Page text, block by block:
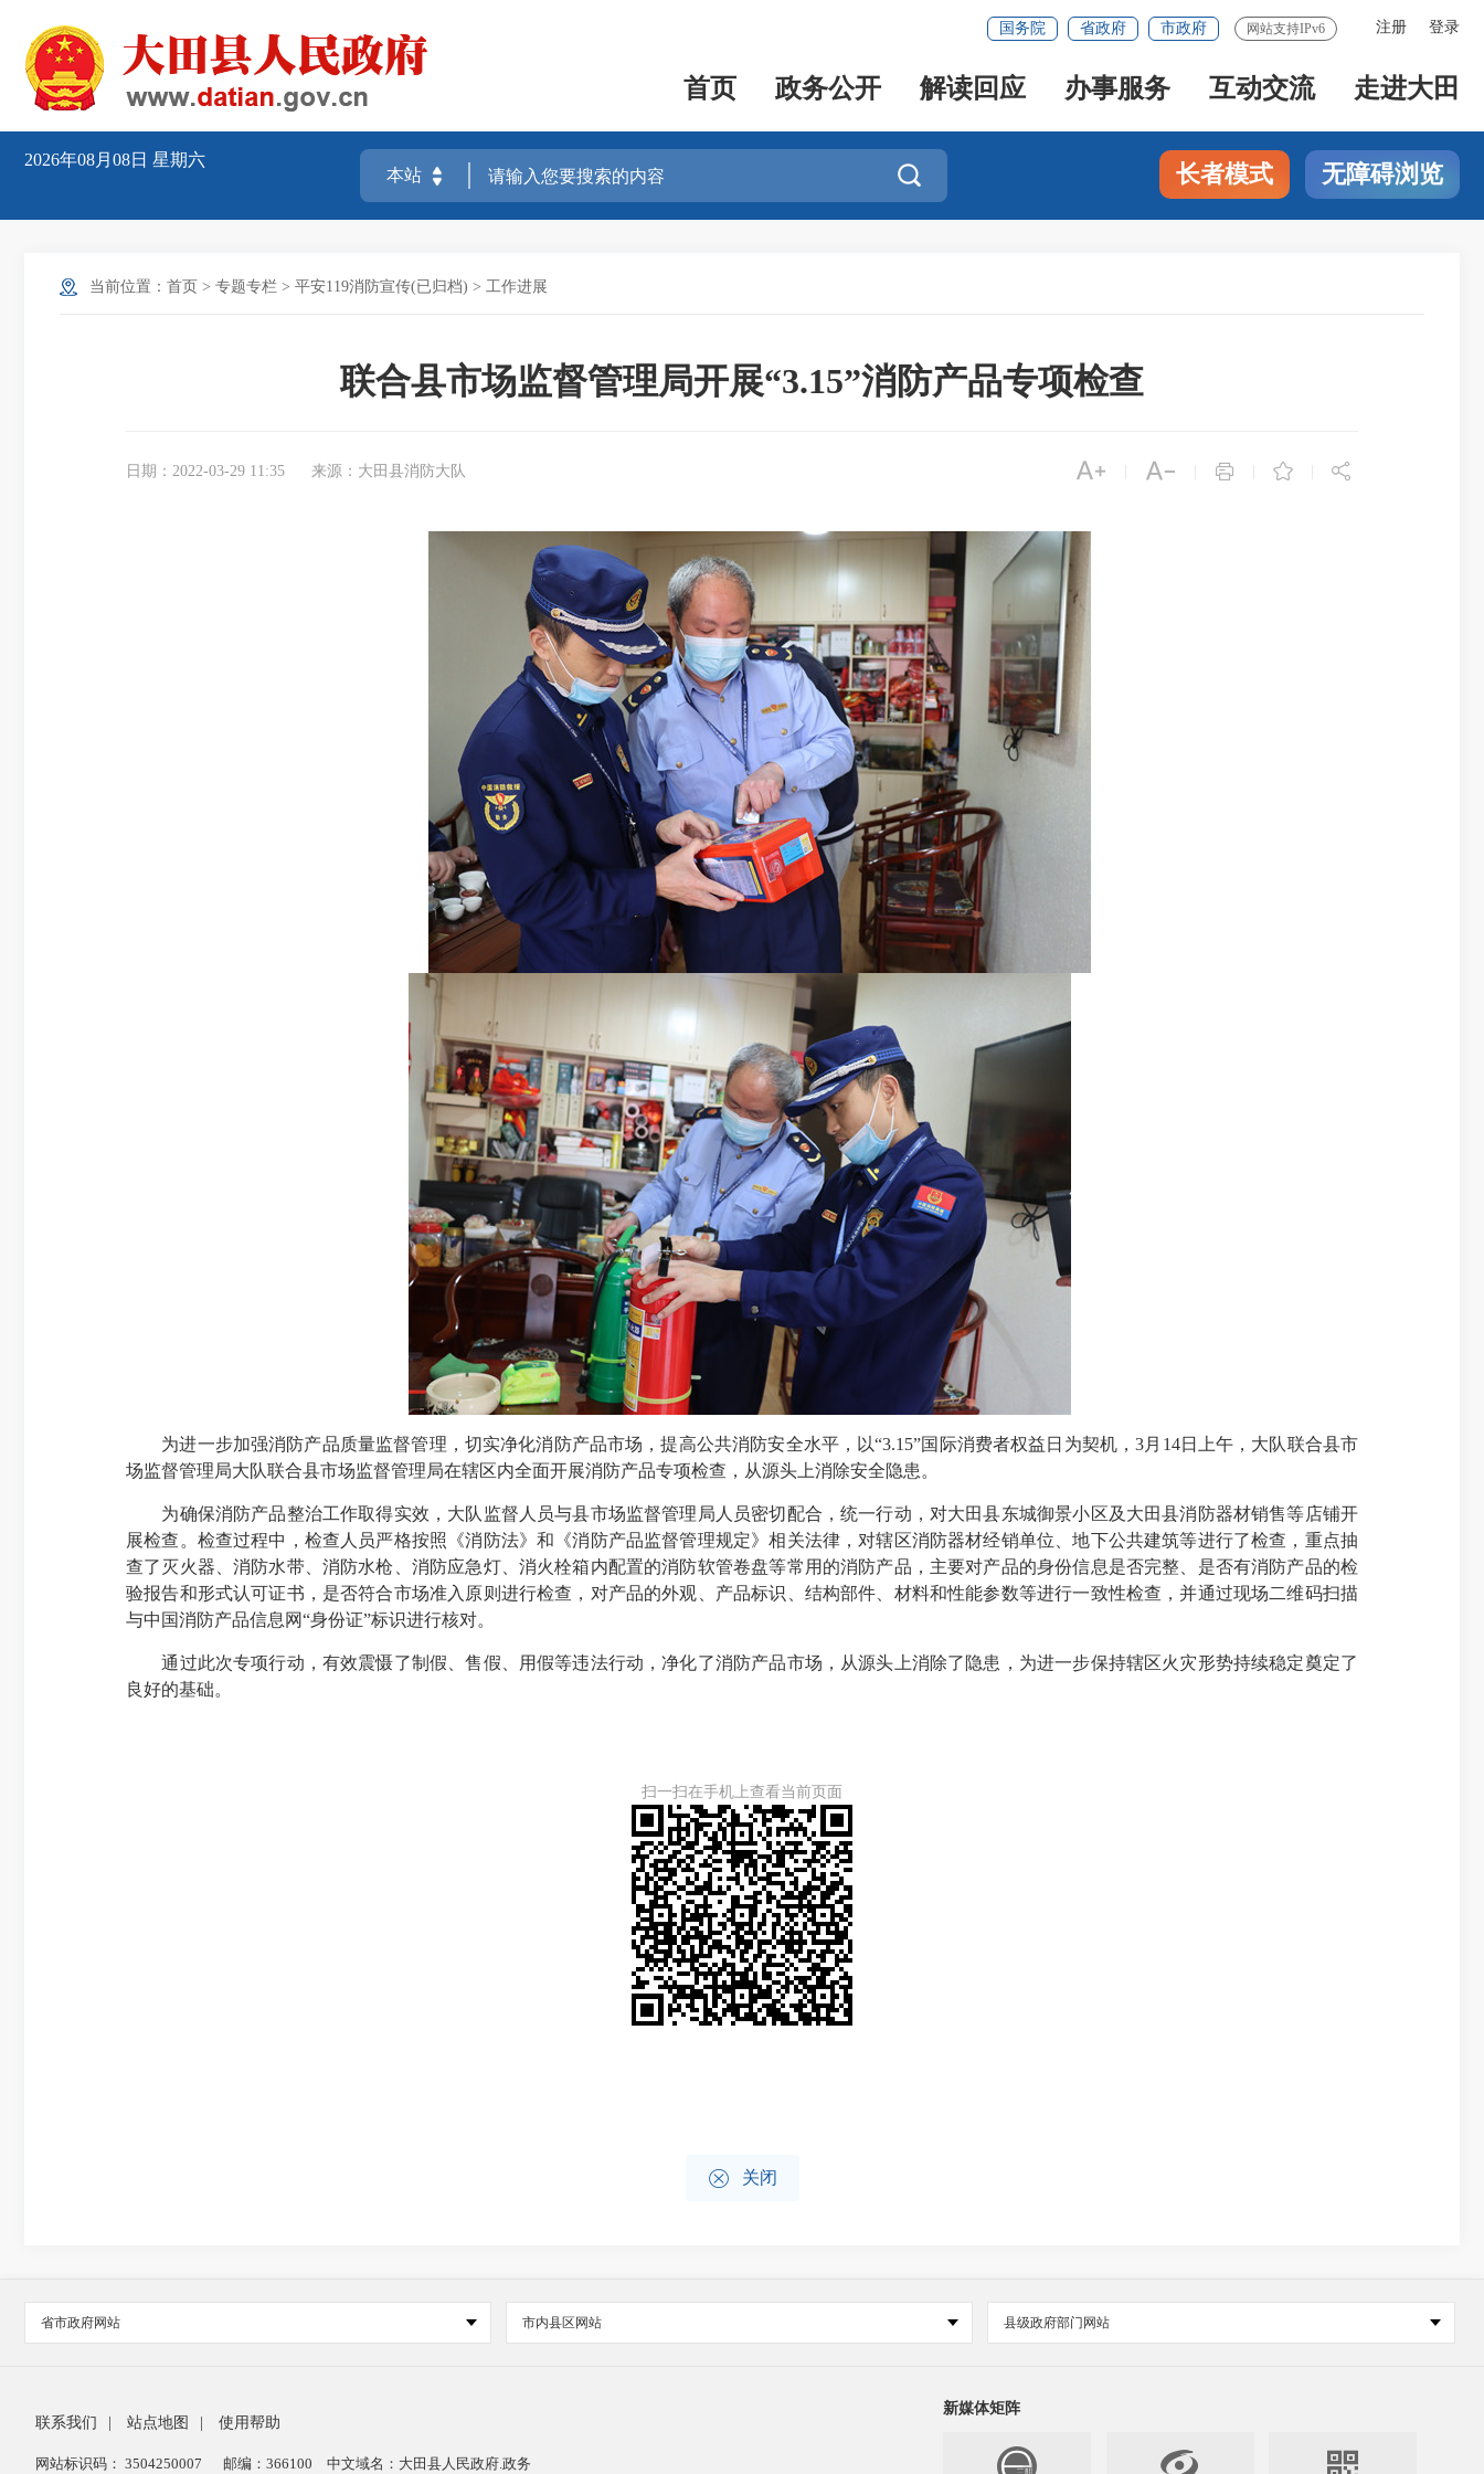
注册 登录
国务院 省政府 市政府 网站支持IPv6
首页 政务公开 解读回应 办事服务 互动交流 走进大田
2026年08月08日 星期六
 长者模式 无障碍浏览
当前位置： 首页 > 专题专栏 > 平安119消防宣传(已归档) > 工作进展
联合县市场监督管理局开展“3.15”消防产品专项检查
日期：2022-03-29 11:35 来源：大田县消防大队     
为进一步加强消防产品质量监督管理，切实净化消防产品市场，提高公共消防安全水平，以“3.15”国际消费者权益日为契机，3月14日上午，大队联合县市
场监督管理局大队联合县市场监督管理局在辖区内全面开展消防产品专项检查，从源头上消除安全隐患。
为确保消防产品整治工作取得实效，大队监督人员与县市场监督管理局人员密切配合，统一行动，对大田县东城御景小区及大田县消防器材销售等店铺开
展检查。检查过程中，检查人员严格按照《消防法》和《消防产品监督管理规定》相关法律，对辖区消防器材经销单位、地下公共建筑等进行了检查，重点抽
查了灭火器、消防水带、消防水枪、消防应急灯、消火栓箱内配置的消防软管卷盘等常用的消防产品，主要对产品的身份信息是否完整、是否有消防产品的检
验报告和形式认可证书，是否符合市场准入原则进行检查，对产品的外观、产品标识、结构部件、材料和性能参数等进行一致性检查，并通过现场二维码扫描
与中国消防产品信息网“身份证”标识进行核对。
通过此次专项行动，有效震慑了制假、售假、用假等违法行动，净化了消防产品市场，从源头上消除了隐患，为进一步保持辖区火灾形势持续稳定奠定了
良好的基础。
扫一扫在手机上查看当前页面
 关闭
省市政府网站 市内县区网站 县级政府部门网站
联系我们 站点地图 使用帮助
网站标识码： 3504250007 邮编：366100 中文域名：大田县人民政府.政务
新媒体矩阵
 